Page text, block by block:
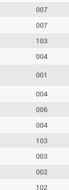
007
007
103
004
001
004
006
004
103
003
002
102